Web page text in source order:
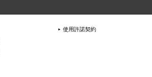
使用許諾契約